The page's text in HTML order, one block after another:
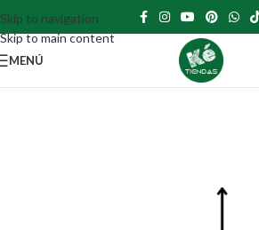
Skip to navigation
Skip to main content
MENÚ